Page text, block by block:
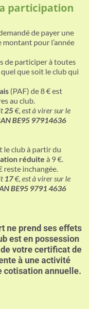
participation
de payer une
montant pour l’année
de participer à toutes
que soit le club qui
(PAF) de 8 € est
au club.
25€, est à virer sur le
BE95 97914636
le club à partir du
réduite à 9 €.
reste inchangée.
17€, est à virer sur le
BE95 9791 4636
ne prend ses effets
est en possession
votre certificat de
à une activité
cotisation annuelle.